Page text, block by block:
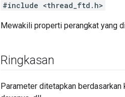
#include <thread_ftd.h>
Mewakili properti perangkat yang
Ringkasan
Parameter ditetapkan